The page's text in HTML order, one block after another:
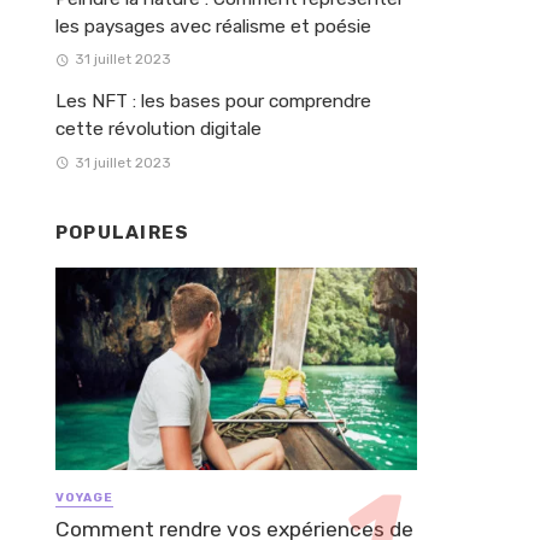
les paysages avec réalisme et poésie
31 juillet 2023
Les NFT : les bases pour comprendre
cette révolution digitale
31 juillet 2023
POPULAIRES
VOYAGE
Comment rendre vos expériences de